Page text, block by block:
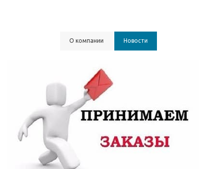
О компании Новости